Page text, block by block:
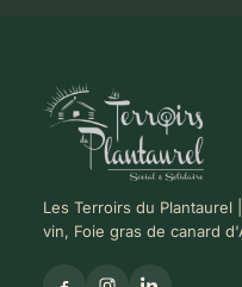
Les Terroirs du Plantaurel
vin, Foie gras de canard